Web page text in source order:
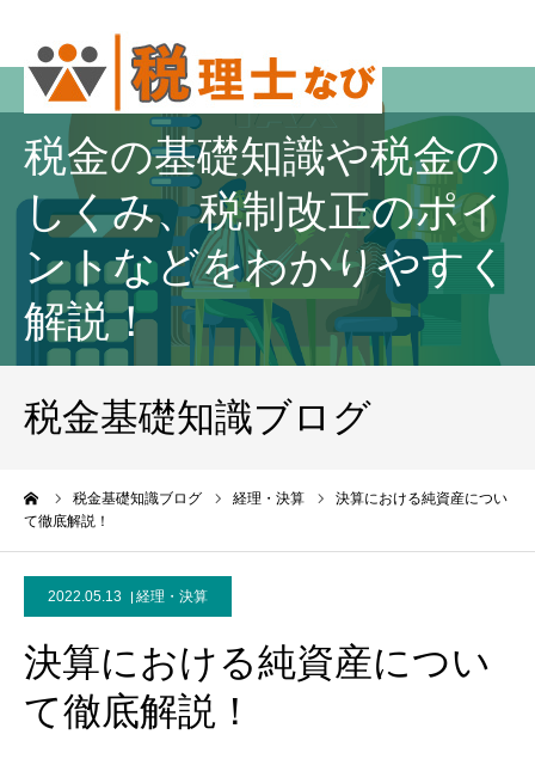
税金の基礎知識や税金の
しくみ、税制改正のポイ
ントなどをわかりやすく
解説！
税金基礎知識ブログ
税金基礎知識ブログ 経理・決算
決算における純資産につい
て徹底解説！
2022.05.13 経理・決算
決算における純資産につい
て徹底解説！